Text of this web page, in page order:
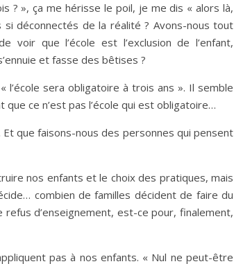
? », ça me hérisse le poil, je me dis « alors là,
déconnectés de la réalité ? Avons-nous tout
voir que l’école est l’exclusion de l’enfant,
et fasse des bêtises ?
l’école sera obligatoire à trois ans ». Il semble
ce n’est pas l’école qui est obligatoire…
que faisons-nous des personnes qui pensent
nos enfants et le choix des pratiques, mais
combien de familles décident de faire du
d’enseignement, est-ce pour, finalement,
pas à nos enfants. « Nul ne peut-être